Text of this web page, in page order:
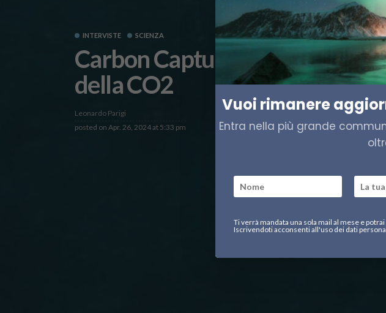
INTERVISTE SCIENZA
Carbon Capture, l’italiana
della CO2
Leonardo Parigi
posted on Apr. 26, 2024 at 5:33 pm
Vuoi rimanere
Entra nella più grande
Ti verrà mandata una sola mail al mese e
Iscrivendoti acconsenti all'uso dei dati